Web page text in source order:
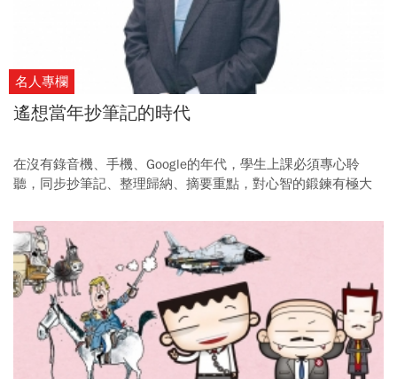
名人專欄
遙想當年抄筆記的時代
在沒有錄音機、手機、Google的年代，學生上課必須專心聆
聽，同步抄筆記、整理歸納、摘要重點，對心智的鍛鍊有極大